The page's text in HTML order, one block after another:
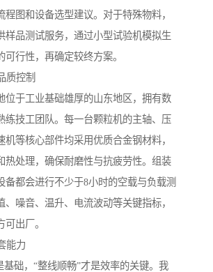
程图和设备选型建议。对于特殊物料，
样品测试服务，通过小型试验机模拟生
可行性，再确定较终方案。
质控制
位于工业基础雄厚的山东地区，拥有数
练技工团队。每一台颗粒机的主轴、压
机等核心部件均采用优质合金钢材料，
热处理，确保耐磨性与抗疲劳性。组装
备都会进行不少于8小时的空载与负载测
、噪音、温升、电流波动等关键指标，
可出厂。
能力
基础，“整线顺畅”才是效率的关键。我